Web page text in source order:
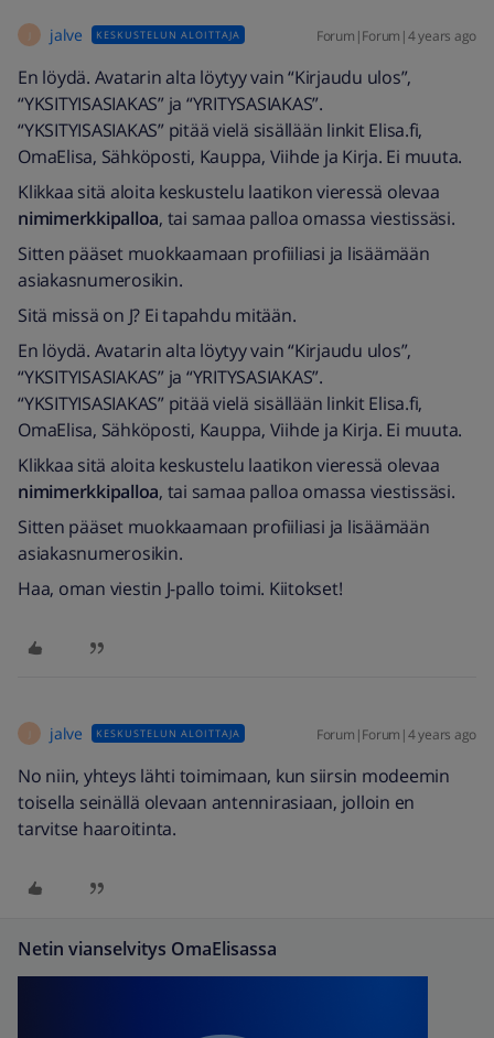
jalve KESKUSTELUN ALOITTAJA Forum|Forum|4 years ago
En löydä. Avatarin alta löytyy vain “Kirjaudu ulos”,
“YKSITYISASIAKAS” ja “YRITYSASIAKAS”.
“YKSITYISASIAKAS” pitää vielä sisällään linkit Elisa.fi,
OmaElisa, Sähköposti, Kauppa, Viihde ja Kirja. Ei muuta.
Klikkaa sitä aloita keskustelu laatikon vieressä olevaa
nimimerkkipalloa, tai samaa palloa omassa viestissäsi.
Sitten pääset muokkaamaan profiiliasi ja lisäämään
asiakasnumerosikin.
Sitä missä on J? Ei tapahdu mitään.
En löydä. Avatarin alta löytyy vain “Kirjaudu ulos”,
“YKSITYISASIAKAS” ja “YRITYSASIAKAS”.
“YKSITYISASIAKAS” pitää vielä sisällään linkit Elisa.fi,
OmaElisa, Sähköposti, Kauppa, Viihde ja Kirja. Ei muuta.
Klikkaa sitä aloita keskustelu laatikon vieressä olevaa
nimimerkkipalloa, tai samaa palloa omassa viestissäsi.
Sitten pääset muokkaamaan profiiliasi ja lisäämään
asiakasnumerosikin.
Haa, oman viestin J-pallo toimi. Kiitokset!
jalve KESKUSTELUN ALOITTAJA Forum|Forum|4 years ago
No niin, yhteys lähti toimimaan, kun siirsin modeemin
toisella seinällä olevaan antennirasiaan, jolloin en
tarvitse haaroitinta.
Netin vianselvitys OmaElisassa